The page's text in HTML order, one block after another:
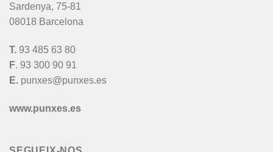
Sardenya, 75-81
08018 Barcelona
T. 93 485 63 80
F. 93 300 90 91
E. punxes@punxes.es
www.punxes.es